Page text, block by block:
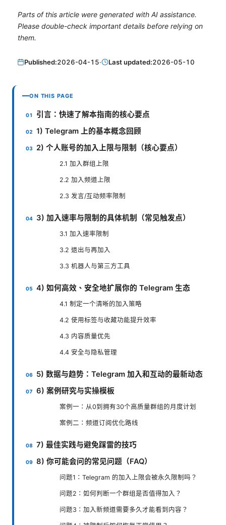
Parts of this article were generated with AI assistance.
Please double-check important details before relying on
them.
Published:2026-04-15· Last updated:2026-05-10
ON THIS PAGE
引言：快速了解本指南的核心要点
1) Telegram 上的基本概念回顾
2) 个人账号的加入上限与限制（核心要点）
2.1 加入群组上限
2.2 加入频道上限
2.3 发言/互动频率限制
3) 加入速率与限制的具体机制（常见触发点）
3.1 加入速率限制
3.2 退出与再加入
3.3 机器人与第三方工具
4) 如何高效、安全地扩展你的 Telegram 生态
4.1 制定一个清晰的加入策略
4.2 使用标签与收藏功能提升效率
4.3 内容质量优先
4.4 安全与隐私管理
5) 数据与趋势：Telegram 加入和互动的最新动态
6) 案例研究与实操模板
案例一：从0到拥有30个高质量群组的月度计划
案例二：频道订阅优化路线
7) 最佳实践与避免踩雷的技巧
8) 你可能会问的常见问题（FAQ）
问题1：Telegram 的加入上限会被永久限制吗？
问题2：如何判断一个群组是否值得加入？
问题3：加入新频道需要多久才能看到内容？